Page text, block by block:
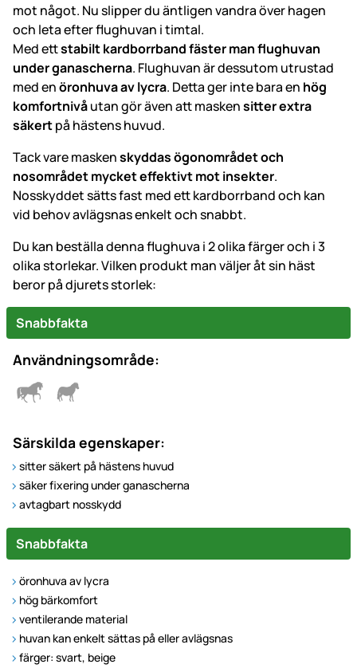
mot något. Nu slipper du äntligen vandra över hagen
och leta efter flughuvan i timtal.
Med ettstabilt kardborrband fäster man flughuvan
under ganascherna. Flughuvan är dessutom utrustad
med enöronhuva av lycra. Detta ger inte bara en hög
komfortnivåutan gör även att maskensitter extra
säkertpå hästens huvud.
Tack vare maskenskyddas ögonområdet och
nosområdet mycket effektivt mot insekter.
Nosskyddet sätts fast med ett kardborrband och kan
vid behov avlägsnas enkelt och snabbt.
Du kan beställa denna flughuva i 2 olika färger och i 3
olika storlekar. Vilken produkt man väljer åt sin häst
beror på djurets storlek:
Snabbfakta
Användningsområde:
Särskilda egenskaper:
sitter säkert på hästens huvud
säker fixering under ganascherna
avtagbart nosskydd
Snabbfakta
öronhuva av lycra
hög bärkomfort
ventilerande material
huvan kan enkelt sättas på eller avlägsnas
färger: svart, beige